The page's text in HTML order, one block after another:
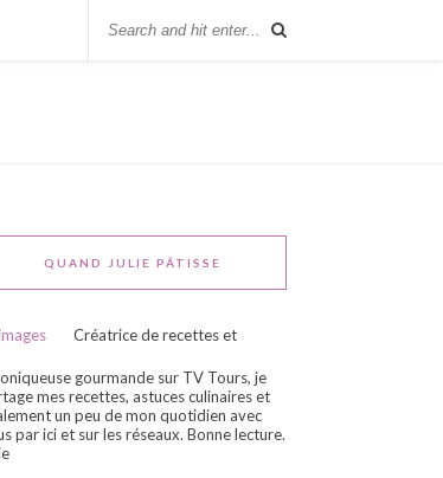
QUAND JULIE PÂTISSE
Créatrice de recettes et
gourmande sur TV Tours, je
mes recettes, astuces culinaires et
un peu de mon quotidien avec
par ici et sur les réseaux. Bonne lecture.